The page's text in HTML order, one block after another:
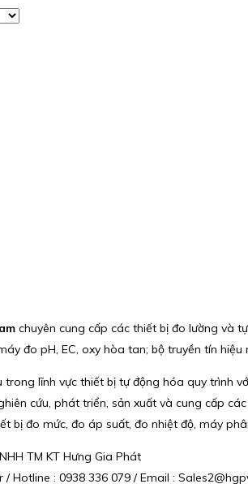
chuyên cung cấp các thiết bị đo lường và
đo pH, EC, oxy hòa tan; bộ truyền tín
lĩnh vực thiết bị tự động hóa quy trình
cứu, phát triển, sản xuất và cung cấp
bị đo mức, đo áp suất, đo nhiệt độ, máy
TM KT Hưng Gia Phát
Hotline : 0938 336 079 / Email :